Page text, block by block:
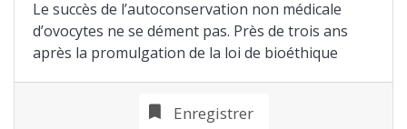
Le succès de l’autoconservation non médicale
d’ovocytes ne se dément pas. Près de trois ans
après la promulgation de la loi de bioéthique
Enregistrer